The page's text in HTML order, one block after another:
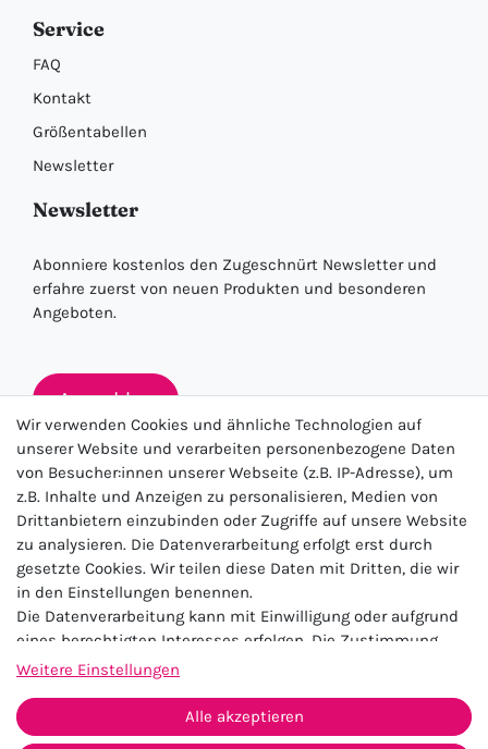
Service
FAQ
Kontakt
Größentabellen
Newsletter
Newsletter
Abonniere kostenlos den Zugeschnürt Newsletter und
erfahre zuerst von neuen Produkten und besonderen
Angeboten.
Anmelden
★★★★★
4.5 / 5.0 (23.143)
Impressum Daten­schutz­erklärung
AGB
Widerrufs­recht
Kontakt
Wir verwenden Cookies und ähnliche Technologien auf
unserer Website und verarbeiten personenbezogene Daten
von Besucher:innen unserer Webseite (z.B. IP-Adresse), um
z.B. Inhalte und Anzeigen zu personalisieren, Medien von
Drittanbietern einzubinden oder Zugriffe auf unsere Website
zu analysieren. Die Datenverarbeitung erfolgt erst durch
gesetzte Cookies. Wir teilen diese Daten mit Dritten, die wir
in den Einstellungen benennen.
Die Datenverarbeitung kann mit Einwilligung oder aufgrund
eines berechtigten Interesses erfolgen. Die Zustimmung
kann erteilt oder abgelehnt werden. Es besteht das Recht,
Zeitpunkt zu ändern oder zu widerrufen. Beachten Sie unser
Impressumund weitere Hinweise zur Verwendung
Weitere Einstellungen
Alle akzeptieren